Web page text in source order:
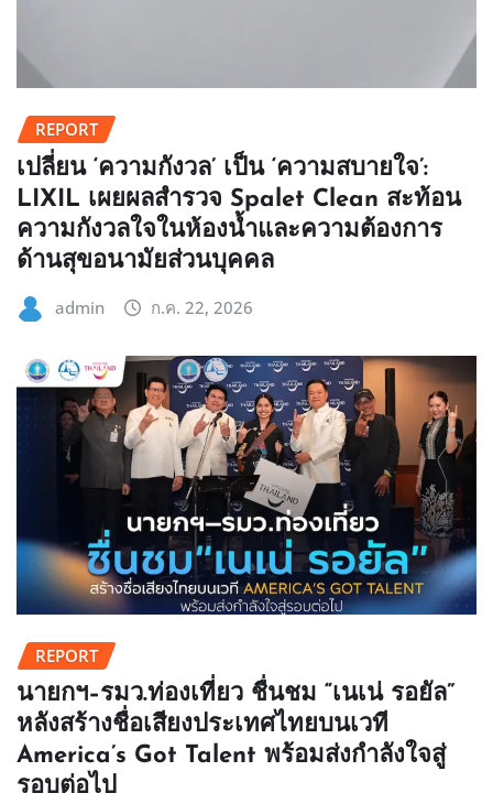
REPORT
เปลี่ยน ‘ความกังวล’ เป็น ‘ความสบายใจ’:
LIXIL เผยผลสำรวจ Spalet Clean สะท้อน
ความกังวลใจในห้องน้ำและความต้องการ
ด้านสุขอนามัยส่วนบุคคล
admin ก.ค. 22, 2026
REPORT
นายกฯ–รมว.ท่องเที่ยว ชื่นชม “เนเน่ รอยัล”
หลังสร้างชื่อเสียงประเทศไทยบนเวที
America’s Got Talent พร้อมส่งกำลังใจสู่
รอบต่อไป